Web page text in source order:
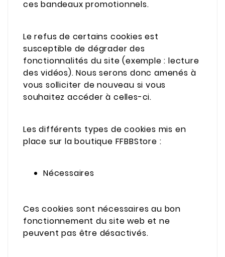
ces bandeaux promotionnels.
Le refus de certains cookies est
susceptible de dégrader des
fonctionnalités du site (exemple : lecture
des vidéos). Nous serons donc amenés à
vous solliciter de nouveau si vous
souhaitez accéder à celles-ci.
Les différents types de cookies mis en
place sur la boutique FFBBStore :
Nécessaires
Ces cookies sont nécessaires au bon
fonctionnement du site web et ne
peuvent pas être désactivés.